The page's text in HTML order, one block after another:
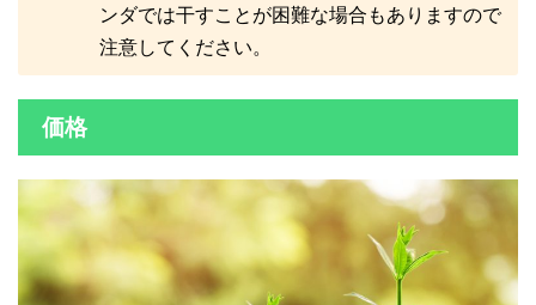
ンダでは干すことが困難な場合もありますので
注意してください。
価格